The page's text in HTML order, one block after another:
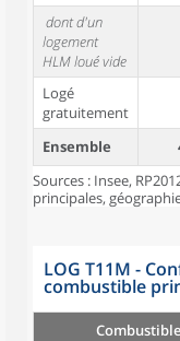
dont d'un
logement
HLM loué vide
Logé
gratuitement
Ensemble
Sources : Insee,
principales,
LOG T11M -
combustible
Combustible